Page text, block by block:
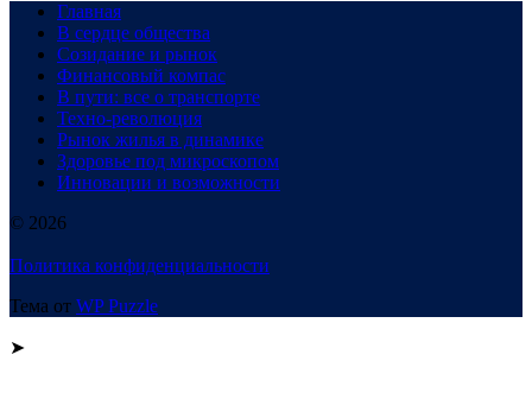
Главная
В сердце общества
Созидание и рынок
Финансовый компас
В пути: все о транспорте
Техно-революция
Рынок жилья в динамике
Здоровье под микроскопом
Инновации и возможности
© 2026
Политика конфиденциальности
Тема от WP Puzzle
➤